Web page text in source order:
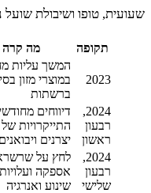
טופו ושיבולת שועל
תקופה מה קרה
2023
המשך עליות
במוצרי מזון בסיסיים
ברשתות
2024,
רבעון
ראשון
דיווחים מחודשים
התייקרויות של
יצרנים ויבואנים
2024,
רבעון
שלישי
לחץ על שרשראות
אספקה ועלויות
שינוע ואנרגיה